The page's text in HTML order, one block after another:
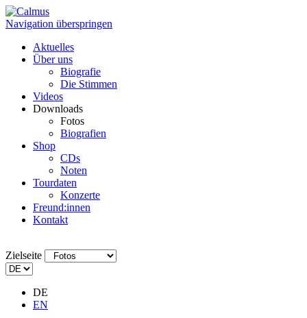
Navigation überspringen
Aktuelles
Über uns
Biografie
Die Stimmen
Videos
Downloads
Fotos
Biografien
Shop
CDs
Noten
Tourdaten
Konzerte
Freund:innen
Kontakt
Zielseite
DE
EN